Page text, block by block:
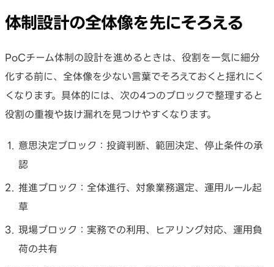
体制設計の全体像を先にそろえる
PoCチーム体制の設計を進めるときは、役割を一気に細分
化する前に、全体像を少ない言葉でそろえておくと揺れにく
くなります。具体的には、次の4つのブロックで整理すると
役割の重複や抜け漏れを見つけやすくなります。
意思決定ブロック：投資判断、範囲決定、停止条件の承
認
推進ブロック：全体進行、対象業務選定、運用ルール起
草
現場ブロック：実務での利用、ヒアリング対応、運用負
荷の共有